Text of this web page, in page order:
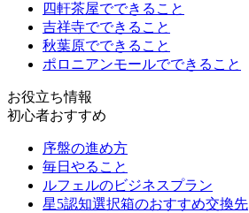
四軒茶屋でできること
吉祥寺でできること
秋葉原でできること
ポロニアンモールでできること
お役立ち情報
初心者おすすめ
序盤の進め方
毎日やること
ルフェルのビジネスプラン
星5認知選択箱のおすすめ交換先